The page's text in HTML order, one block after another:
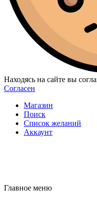
Находясь на сайте вы
Согласен
Магазин
Поиск
Список желаний
Аккаунт
Главное меню